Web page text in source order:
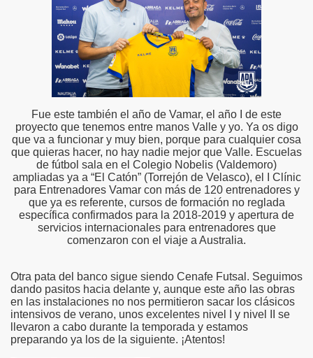
Fue este también el año de Vamar, el año I de este
proyecto que tenemos entre manos Valle y yo. Ya os digo
que va a funcionar y muy bien, porque para cualquier cosa
que quieras hacer, no hay nadie mejor que Valle. Escuelas
de fútbol sala en el Colegio Nobelis (Valdemoro)
ampliadas ya a “El Catón” (Torrejón de Velasco), el I Clínic
para Entrenadores Vamar con más de 120 entrenadores y
que ya es referente, cursos de formación no reglada
específica confirmados para la 2018-2019 y apertura de
servicios internacionales para entrenadores que
comenzaron con el viaje a Australia.
Otra pata del banco sigue siendo Cenafe Futsal. Seguimos
dando pasitos hacia delante y, aunque este año las obras
en las instalaciones no nos permitieron sacar los clásicos
intensivos de verano, unos excelentes nivel I y nivel II se
llevaron a cabo durante la temporada y estamos
preparando ya los de la siguiente. ¡Atentos!